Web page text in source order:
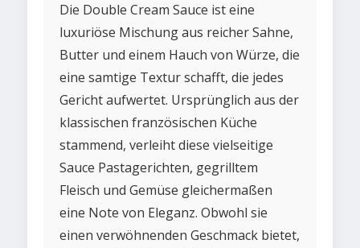
Die Double Cream Sauce ist eine
luxuriöse Mischung aus reicher Sahne,
Butter und einem Hauch von Würze, die
eine samtige Textur schafft, die jedes
Gericht aufwertet. Ursprünglich aus der
klassischen französischen Küche
stammend, verleiht diese vielseitige
Sauce Pastagerichten, gegrilltem
Fleisch und Gemüse gleichermaßen
eine Note von Eleganz. Obwohl sie
einen verwöhnenden Geschmack bietet,